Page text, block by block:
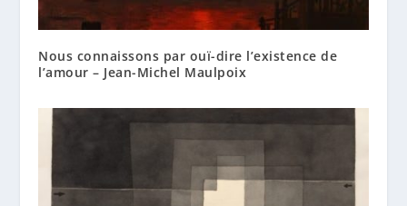
Nous connaissons par ouï-dire l’existence de
l’amour – Jean-Michel Maulpoix